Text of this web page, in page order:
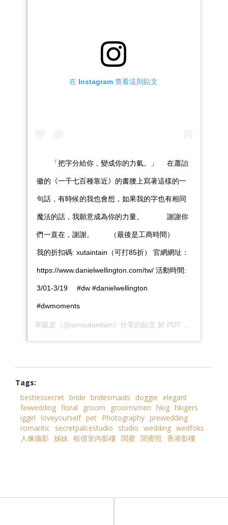
在 Instagram 查看這則貼文
⠀ ⠀ 「把字分給你，變成你的力氣。」 ⠀ 在蕭詒
徽的《一千七百種靠近》的書腰上寫著這樣的一
句話，有時候的我也會想，如果我的字也有相同
魔法的話，我願意成為你的力量。 ⠀ ⠀ ⠀ 謝謝你
們一直在，謝謝。 ⠀ ⠀ （最後是工商時間） ⠀
我的折扣碼: xutaintain（可打85折） 官網網址：
https://www.danielwellington.com/tw/ 活動時間:
3/01-3/19 ⠀ #dw #danielwellington
#dwmoments
單眼皮 （@iamxutaintain）分享的貼文 於 PDT 2019 年 3月 月 13 日 上午 7:24
Tags:
bestiessecret bride bridesmaids doggie
elegant
feiwedding floral groom groomsmen hkig hkigers
iggirl loveyourself pet Photography prewedding
romantic secretpalcestudio studio wedding wedfoks
人像攝影 姊妹 租借室內影樓 閨蜜 閨蜜照 香港影樓